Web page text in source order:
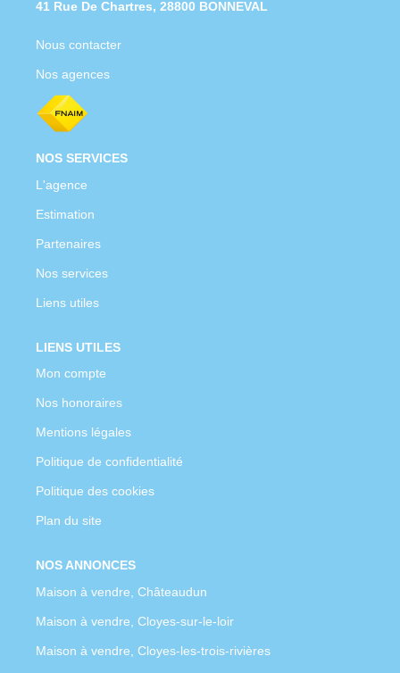
41 Rue De Chartres, 28800 BONNEVAL
Nous contacter
Nos agences
NOS SERVICES
L'agence
Estimation
Partenaires
Nos services
Liens utiles
LIENS UTILES
Mon compte
Nos honoraires
Mentions légales
Politique de confidentialité
Politique des cookies
Plan du site
NOS ANNONCES
Maison à vendre, Châteaudun
Maison à vendre, Cloyes-sur-le-loir
Maison à vendre, Cloyes-les-trois-rivières